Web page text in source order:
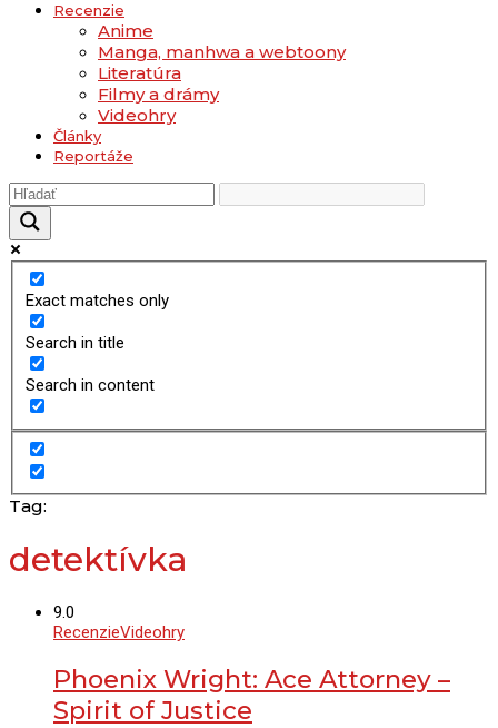
Recenzie
Anime
Manga, manhwa a webtoony
Literatúra
Filmy a drámy
Videohry
Články
Reportáže
Exact matches only
Search in title
Search in content
Tag:
detektívka
9.0
RecenzieVideohry
Phoenix Wright: Ace Attorney –
Spirit of Justice